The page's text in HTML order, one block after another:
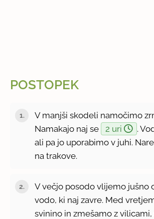
POSTOPEK
V manjši skodeli namočimo
Namakajo naj se
2 uri
.
ali pa jo uporabimo v juhi.
na trakove.
V večjo posodo vlijemo jušno
vodo, ki naj zavre. Med
svinino in zmešamo z vilicami,